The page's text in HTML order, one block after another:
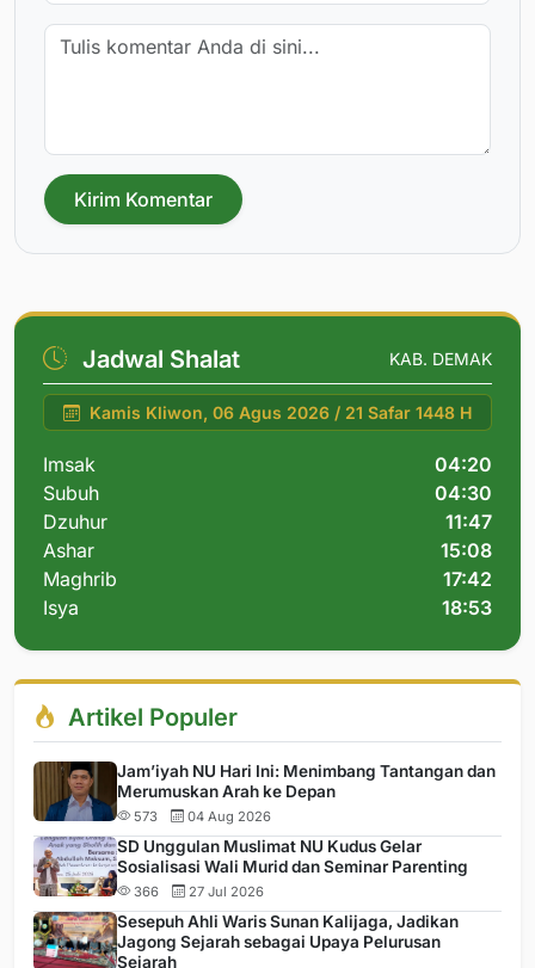
Kirim Komentar
Jadwal Shalat KAB. DEMAK
Kamis Kliwon, 06 Agus 2026 / 21 Safar 1448 H
Imsak
04:20
Subuh
04:30
Dzuhur
11:47
Ashar
15:08
Maghrib
17:42
Isya
18:53
Artikel Populer
Jam’iyah NU Hari Ini: Menimbang Tantangan dan
Merumuskan Arah ke Depan
573 04 Aug 2026
SD Unggulan Muslimat NU Kudus Gelar
Sosialisasi Wali Murid dan Seminar Parenting
366 27 Jul 2026
Sesepuh Ahli Waris Sunan Kalijaga, Jadikan
Jagong Sejarah sebagai Upaya Pelurusan
Sejarah